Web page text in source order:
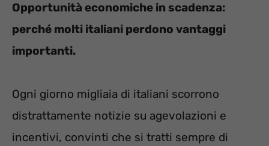
Opportunità economiche in scadenza:
perché molti italiani perdono vantaggi
importanti.
Ogni giorno migliaia di italiani scorrono
distrattamente notizie su agevolazioni e
incentivi, convinti che si tratti sempre di